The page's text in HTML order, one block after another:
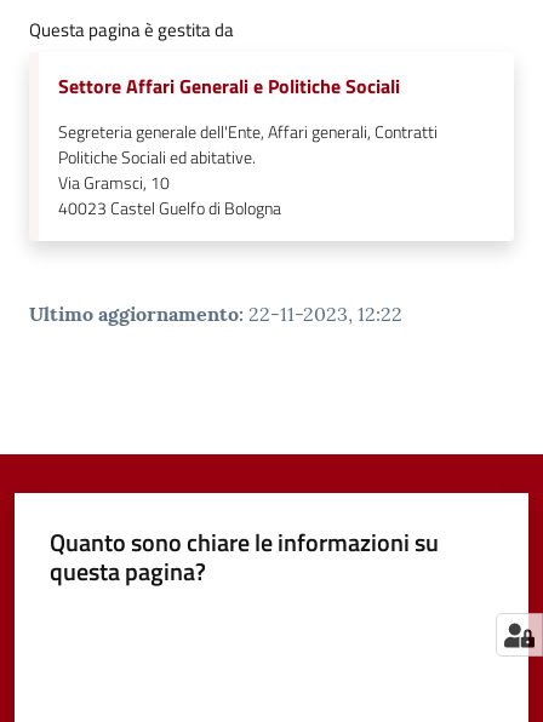
Questa pagina è gestita da
Settore Affari Generali e Politiche Sociali
Segreteria generale dell'Ente, Affari generali, Contratti
Politiche Sociali ed abitative.
Via Gramsci, 10
40023Castel Guelfo di Bologna
Ultimo aggiornamento: 22-11-2023, 12:22
Quanto sono chiare le informazioni su
questa pagina?